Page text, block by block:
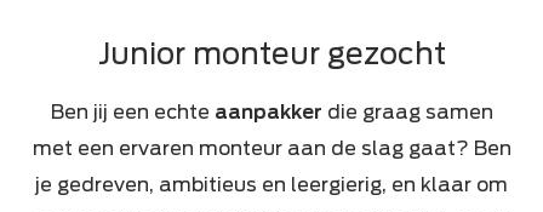
Junior monteur gezocht
Ben jij een echte aanpakker die graag samen
met een ervaren monteur aan de slag gaat? Ben
je gedreven, ambitieus en leergierig, en klaar om